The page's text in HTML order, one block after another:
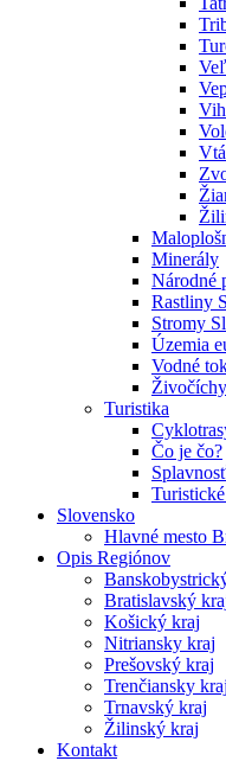
Minerály
Národné
Rastliny
Stromy
Územia
Vodné
Turistika
Čo je čo?
Slovensko
Hlavné mesto
Opis Regiónov
Bratislavský
Košický kraj
Nitriansky kraj
Prešovský kraj
Trenčiansky kraj
Trnavský kraj
Žilinský kraj
Kontakt